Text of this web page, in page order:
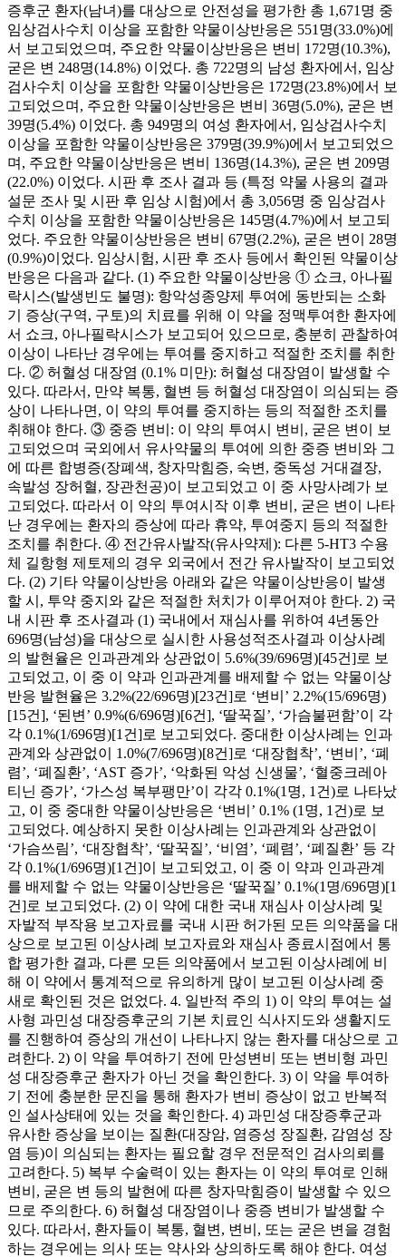
증후군 환자(남녀)를 대상으로 안전성을 평가한 총 1,671명 중
임상검사수치 이상을 포함한 약물이상반응은 551명(33.0%)에
서 보고되었으며, 주요한 약물이상반응은 변비 172명(10.3%),
굳은 변 248명(14.8%) 이었다. 총 722명의 남성 환자에서, 임상
검사수치 이상을 포함한 약물이상반응은 172명(23.8%)에서 보
고되었으며, 주요한 약물이상반응은 변비 36명(5.0%), 굳은 변
39명(5.4%) 이었다. 총 949명의 여성 환자에서, 임상검사수치
이상을 포함한 약물이상반응은 379명(39.9%)에서 보고되었으
며, 주요한 약물이상반응은 변비 136명(14.3%), 굳은 변 209명
(22.0%) 이었다. 시판 후 조사 결과 등 (특정 약물 사용의 결과
설문 조사 및 시판 후 임상 시험)에서 총 3,056명 중 임상검사
수치 이상을 포함한 약물이상반응은 145명(4.7%)에서 보고되
었다. 주요한 약물이상반응은 변비 67명(2.2%), 굳은 변이 28명
(0.9%)이었다. 임상시험, 시판 후 조사 등에서 확인된 약물이상
반응은 다음과 같다. (1) 주요한 약물이상반응 ① 쇼크, 아나필
락시스(발생빈도 불명): 항악성종양제 투여에 동반되는 소화
기 증상(구역, 구토)의 치료를 위해 이 약을 정맥투여한 환자에
서 쇼크, 아나필락시스가 보고되어 있으므로, 충분히 관찰하여
이상이 나타난 경우에는 투여를 중지하고 적절한 조치를 취한
다. ② 허혈성 대장염 (0.1% 미만): 허혈성 대장염이 발생할 수
있다. 따라서, 만약 복통, 혈변 등 허혈성 대장염이 의심되는 증
상이 나타나면, 이 약의 투여를 중지하는 등의 적절한 조치를
취해야 한다. ③ 중증 변비: 이 약의 투여시 변비, 굳은 변이 보
고되었으며 국외에서 유사약물의 투여에 의한 중증 변비와 그
에 따른 합병증(장폐색, 창자막힘증, 숙변, 중독성 거대결장,
속발성 장허혈, 장관천공)이 보고되었고 이 중 사망사례가 보
고되었다. 따라서 이 약의 투여시작 이후 변비, 굳은 변이 나타
난 경우에는 환자의 증상에 따라 휴약, 투여중지 등의 적절한
조치를 취한다. ④ 전간유사발작(유사약제): 다른 5-HT3 수용
체 길항형 제토제의 경우 외국에서 전간 유사발작이 보고되었
다. (2) 기타 약물이상반응 아래와 같은 약물이상반응이 발생
할 시, 투약 중지와 같은 적절한 처치가 이루어져야 한다. 2) 국
내 시판 후 조사결과 (1) 국내에서 재심사를 위하여 4년동안
696명(남성)을 대상으로 실시한 사용성적조사결과 이상사례
의 발현율은 인과관계와 상관없이 5.6%(39/696명)[45건]로 보
고되었고, 이 중 이 약과 인과관계를 배제할 수 없는 약물이상
반응 발현율은 3.2%(22/696명)[23건]로 ‘변비’ 2.2%(15/696명)
[15건], ‘된변’ 0.9%(6/696명)[6건], ‘딸꾹질’, ‘가슴불편함’이 각
각 0.1%(1/696명)[1건]로 보고되었다. 중대한 이상사례는 인과
관계와 상관없이 1.0%(7/696명)[8건]로 ‘대장협착’, ‘변비’, ‘폐
렴’, ‘폐질환’, ‘AST 증가’, ‘악화된 악성 신생물’, ‘혈중크레아
티닌 증가’, ‘가스성 복부팽만’이 각각 0.1%(1명, 1건)로 나타났
고, 이 중 중대한 약물이상반응은 ‘변비’ 0.1% (1명, 1건)로 보
고되었다. 예상하지 못한 이상사례는 인과관계와 상관없이
‘가슴쓰림’, ‘대장협착’, ‘딸꾹질’, ‘비염’, ‘폐렴’, ‘폐질환’ 등 각
각 0.1%(1/696명)[1건]이 보고되었고, 이 중 이 약과 인과관계
를 배제할 수 없는 약물이상반응은 ‘딸꾹질’ 0.1%(1명/696명)[1
건]로 보고되었다. (2) 이 약에 대한 국내 재심사 이상사례 및
자발적 부작용 보고자료를 국내 시판 허가된 모든 의약품을 대
상으로 보고된 이상사례 보고자료와 재심사 종료시점에서 통
합 평가한 결과, 다른 모든 의약품에서 보고된 이상사례에 비
해 이 약에서 통계적으로 유의하게 많이 보고된 이상사례 중
새로 확인된 것은 없었다. 4. 일반적 주의 1) 이 약의 투여는 설
사형 과민성 대장증후군의 기본 치료인 식사지도와 생활지도
를 진행하여 증상의 개선이 나타나지 않는 환자를 대상으로 고
려한다. 2) 이 약을 투여하기 전에 만성변비 또는 변비형 과민
성 대장증후군 환자가 아닌 것을 확인한다. 3) 이 약을 투여하
기 전에 충분한 문진을 통해 환자가 변비 증상이 없고 반복적
인 설사상태에 있는 것을 확인한다. 4) 과민성 대장증후군과
유사한 증상을 보이는 질환(대장암, 염증성 장질환, 감염성 장
염 등)이 의심되는 환자는 필요할 경우 전문적인 검사의뢰를
고려한다. 5) 복부 수술력이 있는 환자는 이 약의 투여로 인해
변비, 굳은 변 등의 발현에 따른 창자막힘증이 발생할 수 있으
므로 주의한다. 6) 허혈성 대장염이나 중증 변비가 발생할 수
있다. 따라서, 환자들이 복통, 혈변, 변비, 또는 굳은 변을 경험
하는 경우에는 의사 또는 약사와 상의하도록 해야 한다. 여성